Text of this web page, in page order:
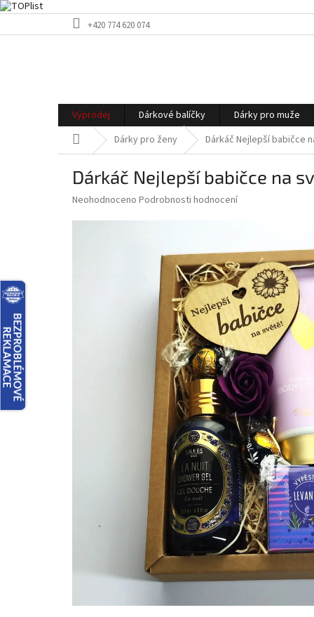
na
+420 774 620 074
Výprodej Dárkové balíčky Dárky pro muže
Domů Dárky pro ženy Dárkáč Nejlepší babičce
Dárkáč Nejlepší babičce na
Průměrné
Neohodnoceno Podrobnosti hodnocení